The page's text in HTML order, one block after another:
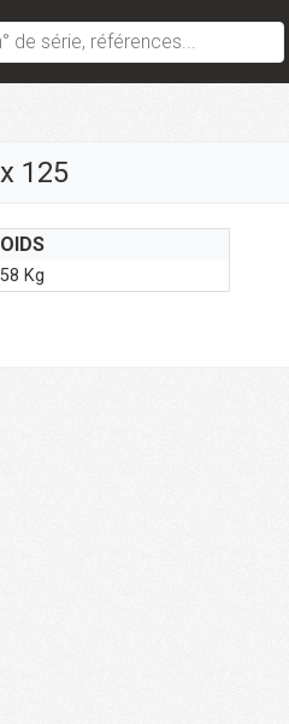
de série, références...
125
Kg